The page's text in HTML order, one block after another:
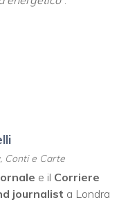
Conti e Carte
e il Corriere
journalist a Londra